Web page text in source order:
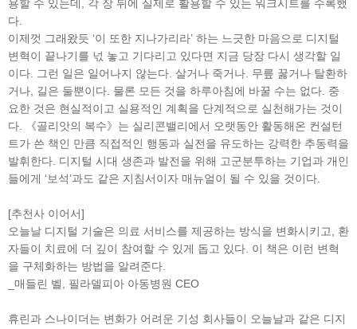
용할 수 있는데, 각 장 뒤에 실제로 활용할 수 있는 워크시트를 수록했
다.
이제껏 그래왔듯 ‘이 또한 지나가리라’ 하는 느긋한 마음으로 디지털
변혁이 끝나기를 넋 놓고 기다리고 있다면 지금 당장 다시 생각할 일
이다. 그런 일은 일어나지 않는다. 살거나 죽거나. 무릎 꿇거나 탈환하
거나, 길은 둘뿐이다. 물론 모든 것을 하루아침에 바꿀 수는 없다. 중
요한 것은 현실적이고 실용적인 계획을 단계적으로 실천해가는 것이
다. 《골리앗의 복수》는 실리콘밸리에서 오랫동안 활동해온 컨설턴
트가 쓴 책인 만큼 직접적인 행동과 실전을 유도하는 강력한 추동력을
발휘한다. 디지털 시대 생존과 발전을 위해 고군분투하는 기업과 개인
들에게 ‘보석’과도 같은 지침서이자 매뉴얼이 될 수 있을 것이다.
[추천사 이어서]
오늘날 디지털 기술은 의료 서비스를 제공하는 방식을 변화시키고, 환
자들이 치료에 더 깊이 참여할 수 있게 돕고 있다. 이 책은 이런 변혁
을 구체화하는 방법을 알려준다.
_매들린 벨, 필라델피아 아동병원 CEO
휴린과 스나이더는 변화가 어려운 기성 회사들이 오늘날과 같은 디지